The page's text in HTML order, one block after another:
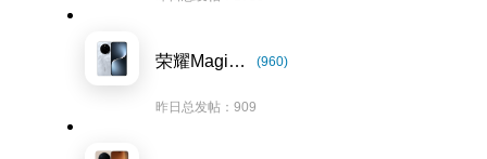
荣耀Magic7系列 (960)
昨日总发帖：909